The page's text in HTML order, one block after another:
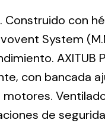
con
System
AXITUB
con bancada
de